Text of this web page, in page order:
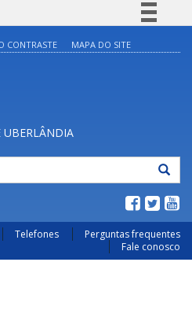
Legislação
Canais
CONTRASTE MAPA DO SITE
UBERLÂNDIA
Telefones
Perguntas frequentes
Fale conosco